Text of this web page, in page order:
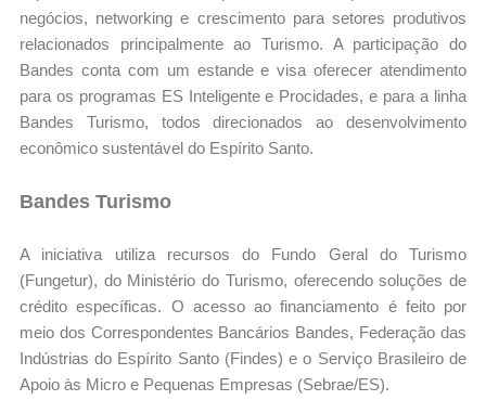
negócios, networking e crescimento para setores produtivos
relacionados principalmente ao Turismo. A participação do
Bandes conta com um estande e visa oferecer atendimento
para os programas ES Inteligente e Procidades, e para a linha
Bandes Turismo, todos direcionados ao desenvolvimento
econômico sustentável do Espírito Santo.
Bandes Turismo
A iniciativa utiliza recursos do Fundo Geral do Turismo
(Fungetur), do Ministério do Turismo, oferecendo soluções de
crédito específicas. O acesso ao financiamento é feito por
meio dos Correspondentes Bancários Bandes, Federação das
Indústrias do Espírito Santo (Findes) e o Serviço Brasileiro de
Apoio às Micro e Pequenas Empresas (Sebrae/ES).